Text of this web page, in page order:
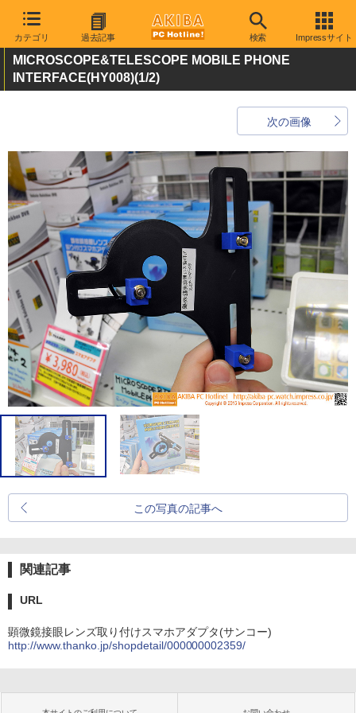
カテゴリ 過去記事 検索 Impressサイト
MICROSCOPE&TELESCOPE MOBILE PHONE
INTERFACE(HY008)(1/2)
次の画像
この写真の記事へ
関連記事
URL
顕微鏡接眼レンズ取り付けスマホアダプタ(サンコー)
http://www.thanko.jp/shopdetail/000000002359/